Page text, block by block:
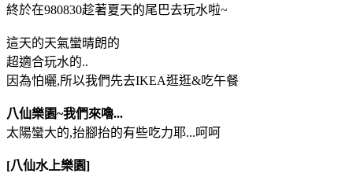
終於在980830趁著夏天的尾巴去玩水啦~
這天的天氣蠻晴朗的
超適合玩水的..
因為怕曬,所以我們先去IKEA逛逛&吃午餐
八仙樂園~我們來嚕...
太陽蠻大的,抬腳抬的有些吃力耶...呵呵
[八仙水上樂園]